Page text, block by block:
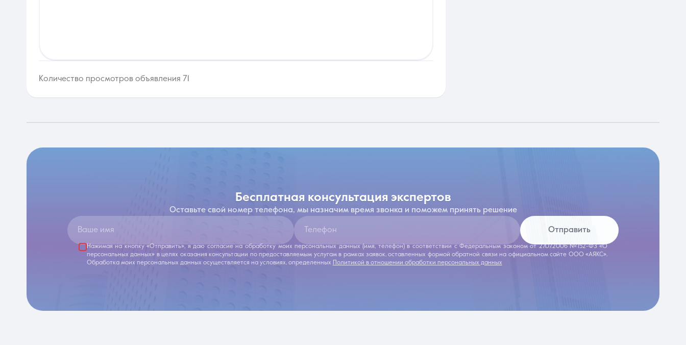
Количество просмотров объявления 71
бесплатная консультация экспертов
Оставьте свой номер телефона, мы назначим время звонка и поможем принять решение
Ваше имя Телефон Отправить
Нажимая на кнопку «Отправить», я даю согласие на обработку моих персональных данных (имя, телефон) в соответствии с Федеральным законом от 27.07.2006 №152-ФЗ «О
персональных данных» в целях оказания консультации по предоставляемым услугам в рамках заявок, оставленных формой обратной связи на официальном сайте ООО «АЯКС».
Обработка моих персональных данных осуществляется на условиях, определенных Политикой в отношении обработки персональных данных